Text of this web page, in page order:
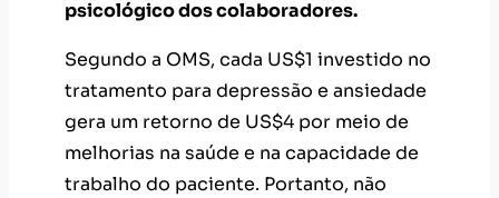
psicológico dos colaboradores.
Segundo a OMS, cada US$1 investido no
tratamento para depressão e ansiedade
gera um retorno de US$4 por meio de
melhorias na saúde e na capacidade de
trabalho do paciente. Portanto, não